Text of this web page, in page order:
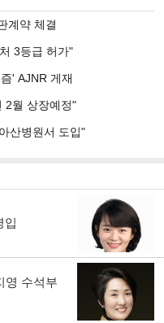
계약 체결
3등급 허가"
' AJNR 게재
2월 상장예정"
산병원서 도입"
입
영 수석부